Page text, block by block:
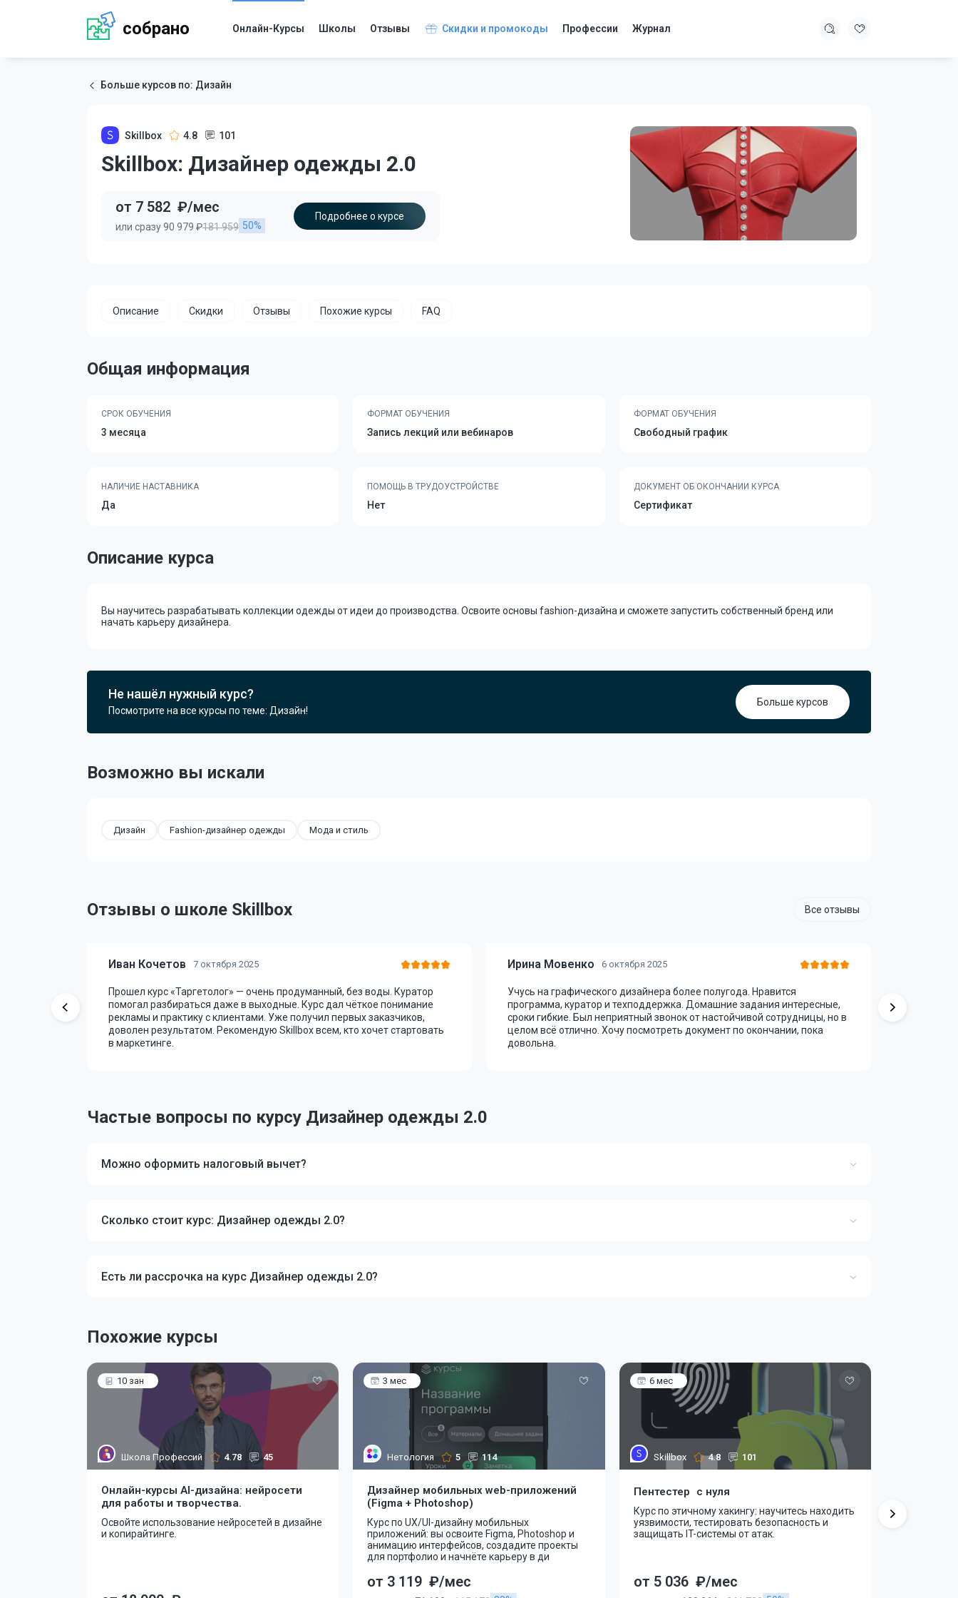
собрано Онлайн-Курсы Школы Отзывы Скидки и промокоды Профессии Журнал
Больше курсов по: Дизайн
Skillbox 4.8 101
Skillbox: Дизайнер одежды 2.0
от 7 582 ₽/мес
или сразу 90 979 ₽181 959 50%
Подробнее о курсе
Описание Скидки Отзывы Похожие курсы FAQ
Общая информация
СРОК ОБУЧЕНИЯ
3 месяца
ФОРМАТ ОБУЧЕНИЯ
Запись лекций или вебинаров
ФОРМАТ ОБУЧЕНИЯ
Свободный график
НАЛИЧИЕ НАСТАВНИКА
Да
ПОМОЩЬ В ТРУДОУСТРОЙСТВЕ
Нет
ДОКУМЕНТ ОБ ОКОНЧАНИИ КУРСА
Сертификат
Описание курса
Вы научитесь разрабатывать коллекции одежды от идеи до производства. Освоите основы fashion-дизайна и сможете запустить собственный бренд или
начать карьеру дизайнера.
Не нашёл нужный курс?
Посмотрите на все курсы по теме: Дизайн!
Больше курсов
Возможно вы искали
Дизайн Fashion-дизайнер одежды Мода и стиль
Отзывы о школе Skillbox Все отзывы
Иван Кочетов 7 октября 2025
Прошел курс «Таргетолог» — очень продуманный, без воды. Куратор
помогал разбираться даже в выходные. Курс дал чёткое понимание
рекламы и практику с клиентами. Уже получил первых заказчиков,
доволен результатом. Рекомендую Skillbox всем, кто хочет стартовать
в маркетинге.
Ирина Мовенко 6 октября 2025
Учусь на графического дизайнера более полугода. Нравится
программа, куратор и техподдержка. Домашние задания интересные,
сроки гибкие. Был неприятный звонок от настойчивой сотрудницы, но в
целом всё отлично. Хочу посмотреть документ по окончании, пока
довольна.
Частые вопросы по курсу Дизайнер одежды 2.0
Можно оформить налоговый вычет?
Сколько стоит курс: Дизайнер одежды 2.0?
Есть ли рассрочка на курс Дизайнер одежды 2.0?
Похожие курсы
10 зан
Школа Профессий 4.78 45
Онлайн-курсы AI-дизайна: нейросети
для работы и творчества.
Освойте использование нейросетей в дизайне
и копирайтинге.
3 мес
Нетология 5 114
Дизайнер мобильных web-приложений
(Figma + Photoshop)
Курс по UX/UI-дизайну мобильных
приложений: вы освоите Figma, Photoshop и
анимацию интерфейсов, создадите проекты
для портфолио и начнёте карьеру в ди
от 3 119 ₽/мес
6 мес
Skillbox 4.8 101
Пентестер с нуля
Курс по этичному хакингу: научитесь находить
уязвимости, тестировать безопасность и
защищать IT-системы от атак.
от 5 036 ₽/мес